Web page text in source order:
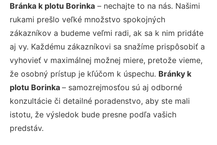
Bránka k plotu Borinka – nechajte to na nás. Našimi
rukami prešlo veľké množstvo spokojných
zákazníkov a budeme veľmi radi, ak sa k nim pridáte
aj vy. Každému zákazníkovi sa snažíme prispôsobiť a
vyhovieť v maximálnej možnej miere, pretože vieme,
že osobný prístup je kľúčom k úspechu. Bránky k
plotu Borinka – samozrejmosťou sú aj odborné
konzultácie či detailné poradenstvo, aby ste mali
istotu, že výsledok bude presne podľa vašich
predstáv.